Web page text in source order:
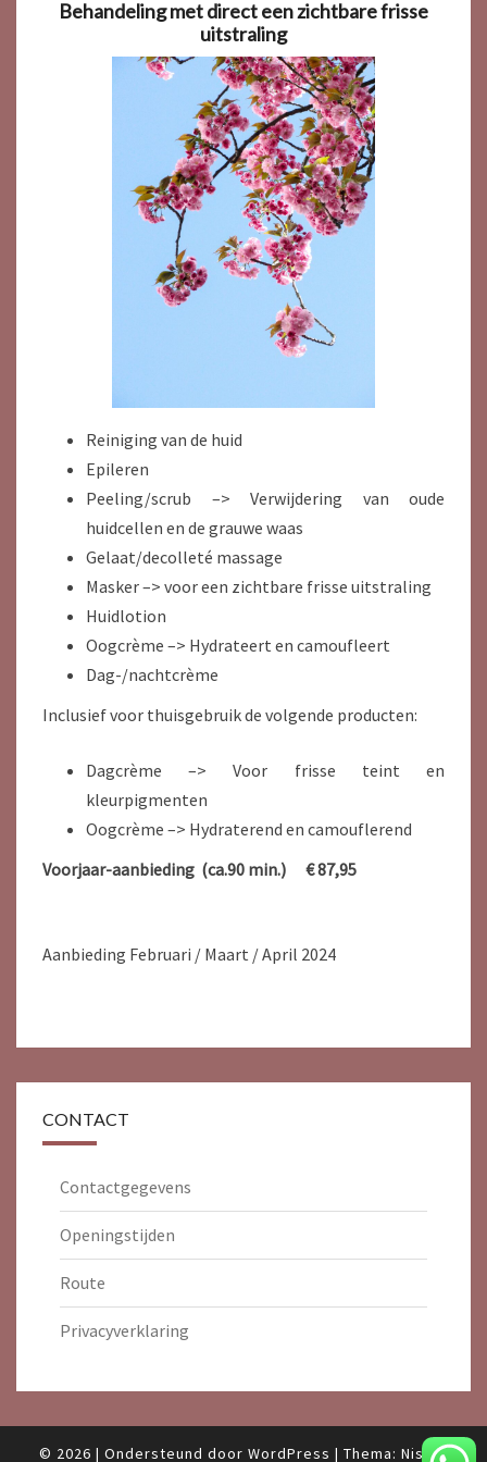
Behandeling met direct een zichtbare frisse
uitstraling
Reiniging van de huid
Epileren
Peeling/scrub –> Verwijdering van oude
huidcellen en de grauwe waas
Gelaat/decolleté massage
Masker –> voor een zichtbare frisse uitstraling
Huidlotion
Oogcrème –> Hydrateert en camoufleert
Dag-/nachtcrème
Inclusief voor thuisgebruik de volgende producten:
Dagcrème –> Voor frisse teint en
kleurpigmenten
Oogcrème –> Hydraterend en camouflerend
Voorjaar-aanbieding (ca.90 min.) € 87,95
Aanbieding Februari / Maart / April 2024
CONTACT
Contactgegevens
Openingstijden
Route
Privacyverklaring
© 2026 | Ondersteund door WordPress | Thema: Nisarg